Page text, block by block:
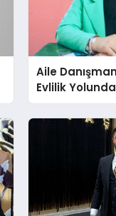
Aile
Evlilik
Farkındalığın
Gücünü